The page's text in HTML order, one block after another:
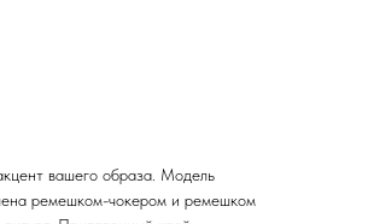
вашего образа. Модель
ремешком-чокером и ремешком